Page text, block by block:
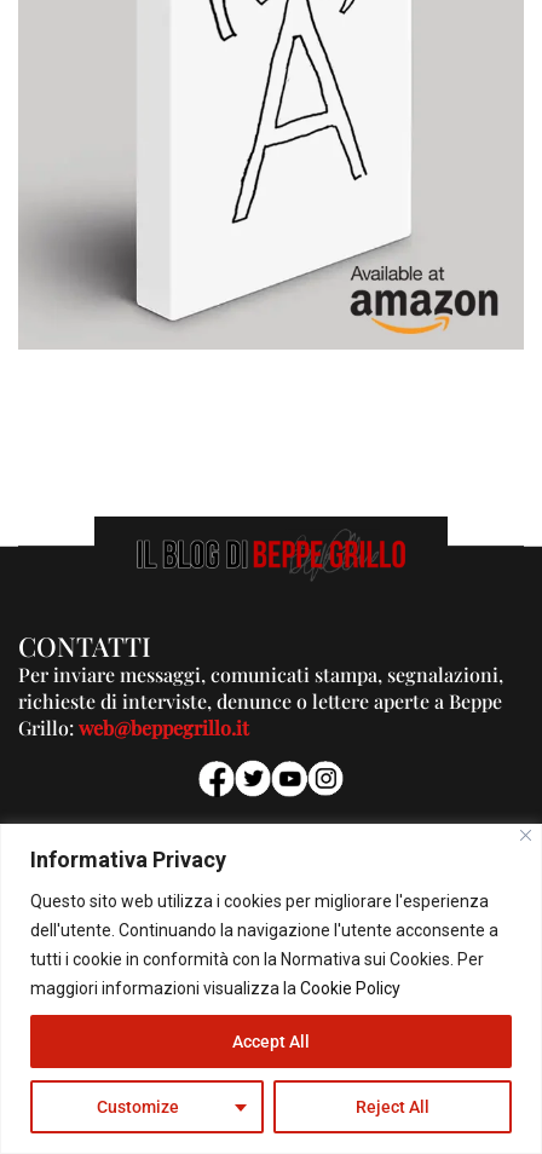
Informativa Privacy
Questo sito web utilizza i cookies per migliorare l'esperienza
dell'utente. Continuando la navigazione l'utente acconsente a
tutti i cookie in conformità con la Normativa sui Cookies. Per
maggiori informazioni visualizza la Cookie Policy
Customize Reject All
Accept All
CONTATTI
Per inviare messaggi, comunicati stampa, segnalazioni,
richieste di interviste, denunce o lettere aperte a Beppe
Grillo:web@beppegrillo.it
PUBBLICITA'
Per la tua pubblicità su questo Blog:
pubblicita@beppegrillo.it
© Copyright 2026 - Il Blog di Beppe Grillo. All Rights Reserved - Powered by
happygrafic.com